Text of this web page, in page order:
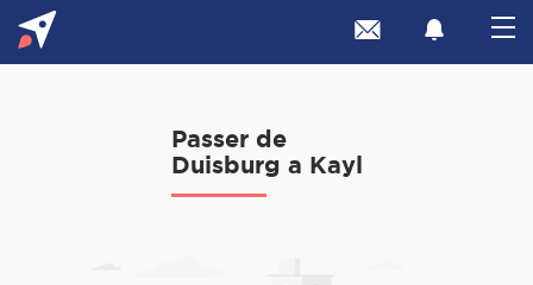
Passer de
Duisburg a Kayl